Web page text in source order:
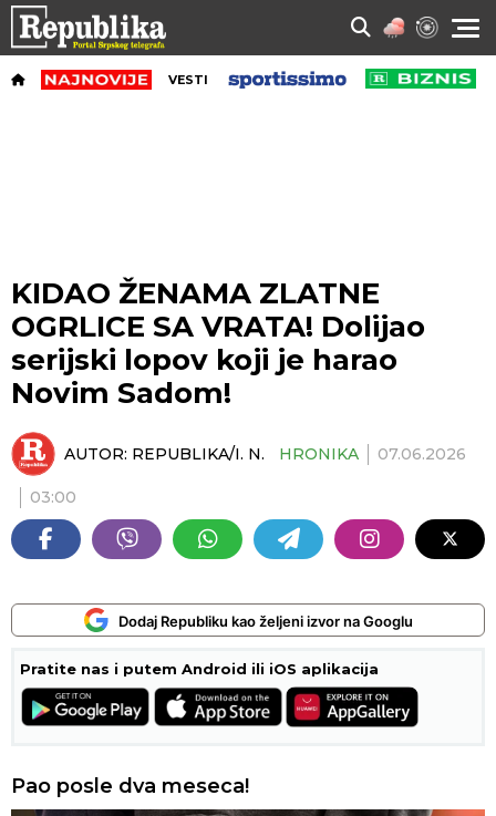
VESTI
KIDAO ŽENAMA ZLATNE
OGRLICE SA VRATA! Dolijao
serijski lopov koji je harao
Novim Sadom!
AUTOR: REPUBLIKA/I. N. HRONIKA 07.06.2026
03:00
Dodaj Republiku kao željeni izvor na Googlu
Pratite nas i putem Android ili iOS aplikacija
Pao posle dva meseca!